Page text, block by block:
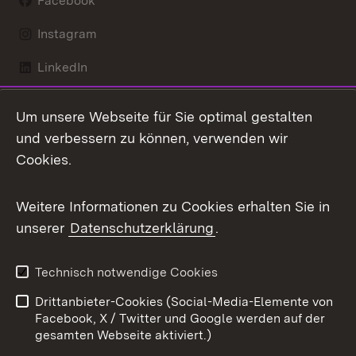
Instagram
LinkedIn
X / Twitter
Youtube
Kontakt
Datenschutz
Barrierefreiheit
Impressum
Cookies
Um unsere Webseite für Sie optimal gestalten
und verbessern zu können, verwenden wir
Cookies.
Weitere Informationen zu Cookies erhalten Sie in
unserer Datenschutzerklärung.
Technisch notwendige Cookies
Drittanbieter-Cookies (Social-Media-Elemente von
Facebook, X / Twitter und Google werden auf der
gesamten Webseite aktiviert.)